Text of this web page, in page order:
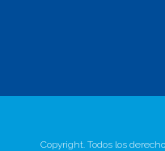
Copyright. Todos los